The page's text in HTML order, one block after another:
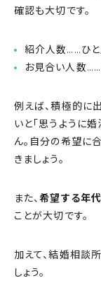
確認も大切です。
紹介人数……ひと
お見合い人数
例えば、積極的に
いと「思うように
ん。自分の希望に
きましょう。
また、 希望する年
ことが大切です。
加えて、結婚相談
しょう。